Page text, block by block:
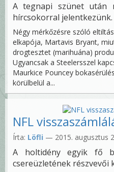
A tegnapi szünet után
hírcsokorral jelentkezünk.
Négy mérkőzésre szóló
elkapója, Martavis Bryant,
drogtesztet (marihuána)
Ugyancsak a Steelersszel
Maurkice Pouncey
körülbelül a...
NFL
Írta: Löfli — 2015. augusztus
A holtidény egyik fő
csereüzletének részvevői